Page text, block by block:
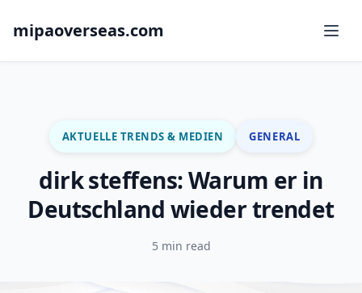
mipaoverseas.com
AKTUELLE TRENDS & MEDIEN GENERAL
dirk steffens: Warum er in
Deutschland wieder trendet
5 min read